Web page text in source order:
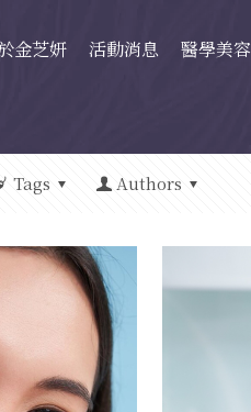
金芝妍 活動消息 醫學美容
Tags Authors